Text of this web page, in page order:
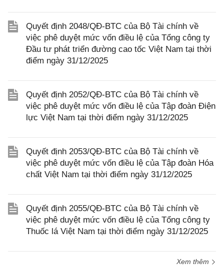
Quyết định 2048/QĐ-BTC của Bộ Tài chính về
việc phê duyệt mức vốn điều lệ của Tổng công ty
Đầu tư phát triển đường cao tốc Việt Nam tại thời
điểm ngày 31/12/2025
Quyết định 2052/QĐ-BTC của Bộ Tài chính về
việc phê duyệt mức vốn điều lệ của Tập đoàn Điện
lực Việt Nam tại thời điểm ngày 31/12/2025
Quyết định 2053/QĐ-BTC của Bộ Tài chính về
việc phê duyệt mức vốn điều lệ của Tập đoàn Hóa
chất Việt Nam tại thời điểm ngày 31/12/2025
Quyết định 2055/QĐ-BTC của Bộ Tài chính về
việc phê duyệt mức vốn điều lệ của Tổng công ty
Thuốc lá Việt Nam tại thời điểm ngày 31/12/2025
Xem thêm